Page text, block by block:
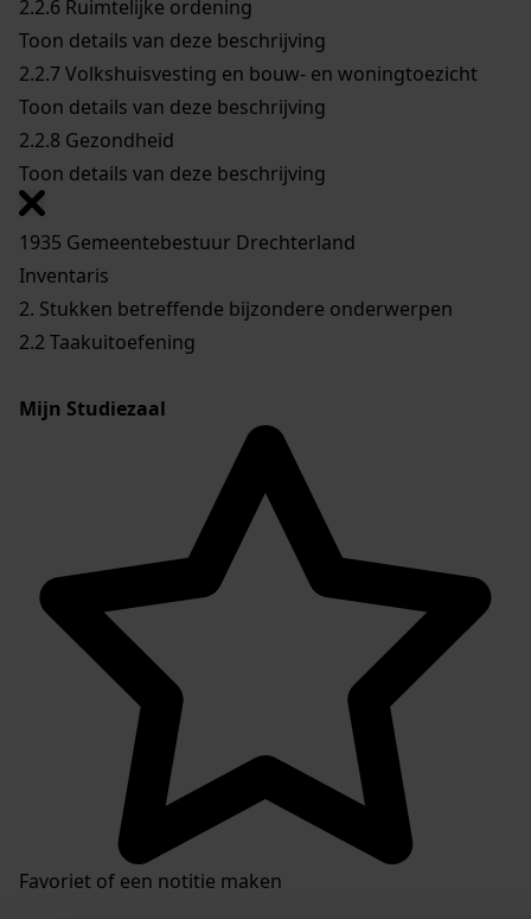
2.2.6 Ruimtelijke ordening
Toon details van deze beschrijving
2.2.7Volkshuisvesting en bouw- en woningtoezicht
Toon details van deze beschrijving
2.2.8 Gezondheid
Toon details van deze beschrijving
1935 Gemeentebestuur Drechterland
Inventaris
2. Stukken betreffende bijzondere onderwerpen
2.2 Taakuitoefening
Mijn Studiezaal
Favoriet of een notitie maken